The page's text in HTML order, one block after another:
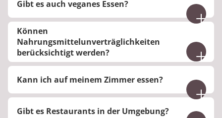
informieren Sie uns vorab über eventuelle
Unverträglichkeiten.
Gibt es auch veganes Essen?
Nein, veganes Essen kann nicht garantiert werden.
Können
Nahrungsmittelunverträglichkeiten
berücksichtigt werden?
Ja, auf Nahrungsunverträglichkeiten kann
Rücksicht genommen werden. Bitte informieren
Sie uns vor der Anreise.
Kann ich auf meinem Zimmer essen?
Sie haben in medizinischen Ausnahmefällen die
Möglichkeit auf dem Zimmer zu essen.
Gibt es Restaurants in der Umgebung?